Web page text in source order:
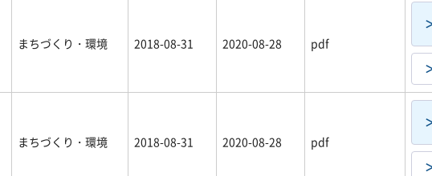
まちづくり・環境 2018-08-31 2020-08-28 pdf
まちづくり・環境 2018-08-31 2020-08-28 pdf